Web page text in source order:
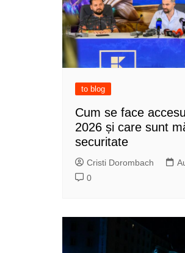
to blog
Cum se face
2026 și care sunt
securitate
Cristi Dorombach
0